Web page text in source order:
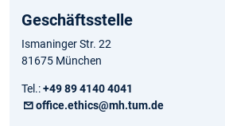
Geschäftsstelle
Ismaninger Str. 22
81675 München
Tel.:+49 89 4140 4041
office.ethics@mh.tum.de